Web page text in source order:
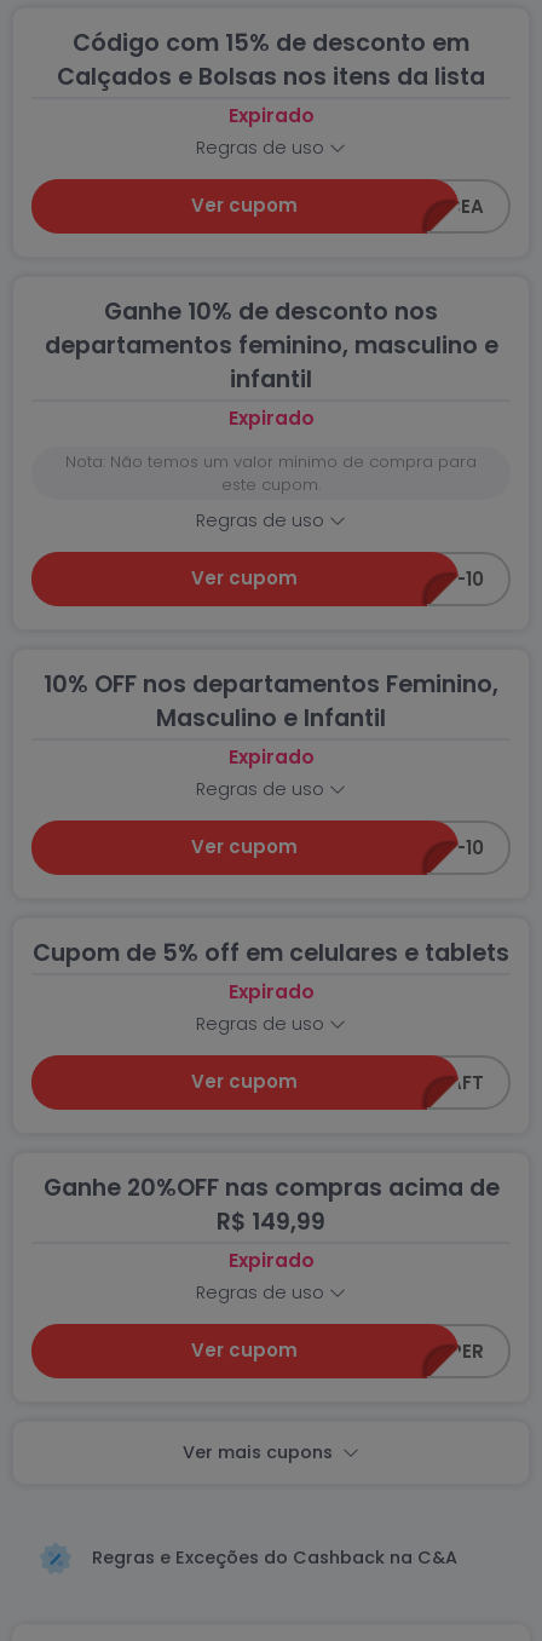
Código com 15% de desconto em
Calçados e Bolsas nos itens da lista
Expirado
Regras de uso
Ver cupom 15OFF-CEA
Ganhe 10% de desconto nos
departamentos feminino, masculino e
infantil
Expirado
Nota: Não temos um valor mínimo de compra para
este cupom.
Regras de uso
Ver cupom CUPOM-10
10% OFF nos departamentos Feminino,
Masculino e Infantil
Expirado
Regras de uso
Ver cupom CUPOM-10
Cupom de 5% off em celulares e tablets
Expirado
Regras de uso
Ver cupom 5OFF-CEAFT
Ganhe 20%OFF nas compras acima de
R$ 149,99
Expirado
Regras de uso
Ver cupom CEA-SUPER
Ver mais cupons
Regras e Exceções do Cashback na C&A